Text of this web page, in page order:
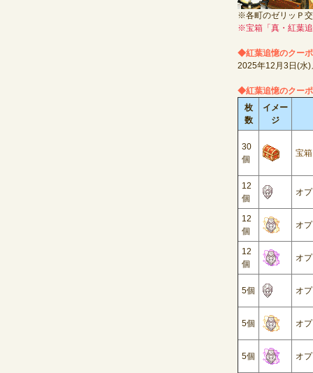
※各町のゼリッＰ
※宝箱「真・紅葉
◆紅葉追憶のクー
2025年12 月 3 日 (水)
◆紅葉追憶のクー
枚
数
イメー
ジ
30
個
宝
12
個
オ
12
個
オ
12
個
オ
5個 オ
5個 オ
5個 オ